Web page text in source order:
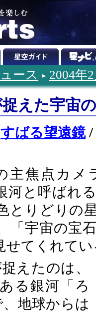
ース 2004年
えた宇宙
すばる望遠鏡/
焦点カメ
河と呼ばれ
とりどりの
「宇宙の宝
せてくれて
えたのは、
る銀河「ろ
地球からは